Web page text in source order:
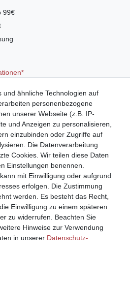
99€
und ähnliche Technologien auf
personenbezogene
unserer Webseite (z.B. IP-
und Anzeigen zu personalisieren,
einzubinden oder Zugriffe auf
Die Datenverarbeitung
Cookies. Wir teilen diese Daten
Einstellungen benennen.
mit Einwilligung oder aufgrund
erfolgen. Die Zustimmung
werden. Es besteht das Recht,
Einwilligung zu einem späteren
zu widerrufen. Beachten Sie
Hinweise zur Verwendung
in unserer Daten­schutz­